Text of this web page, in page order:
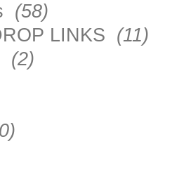
(58)
LINKS (11)
(2)